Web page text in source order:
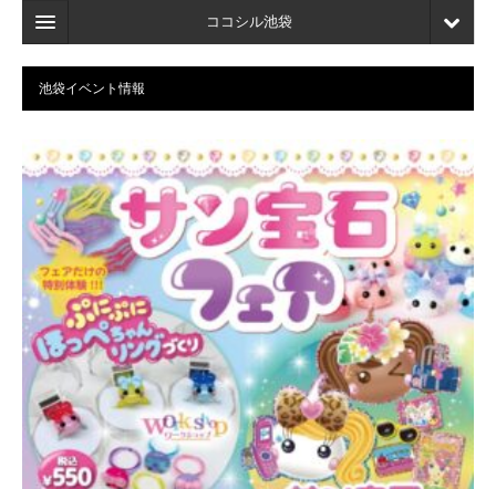
ココシル池袋
ホーム
検索
店舗・施設最新情報
口コミ
マイページ
ブックマーク
池袋イベント情報